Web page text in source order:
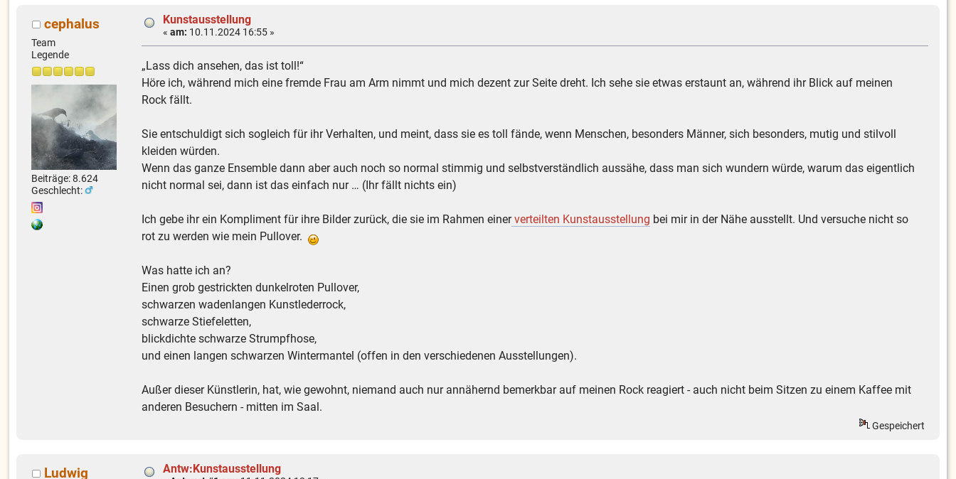
cephalus
Team
Legende
Beiträge: 8.624
Geschlecht:
Kunstausstellung
«am: 10.11.2024 16:55 »
„Lass dich ansehen, das ist toll!“
Höre ich, während mich eine fremde Frau am Arm nimmt und mich dezent zur Seite dreht. Ich sehe sie etwas erstaunt an, während ihr Blick auf meinen
Rock fällt.
Sie entschuldigt sich sogleich für ihr Verhalten, und meint, dass sie es toll fände, wenn Menschen, besonders Männer, sich besonders, mutig und stilvoll
kleiden würden.
Wenn das ganze Ensemble dann aber auch noch so normal stimmig und selbstverständlich aussähe, dass man sich wundern würde, warum das eigentlich
nicht normal sei, dann ist das einfach nur … (Ihr fällt nichts ein)
Ich gebe ihr ein Kompliment für ihre Bilder zurück, die sie im Rahmen einerverteilten Kunstausstellung bei mir in der Nähe ausstellt. Und versuche nicht so
rot zu werden wie mein Pullover.
Was hatte ich an?
Einen grob gestrickten dunkelroten Pullover,
schwarzen wadenlangen Kunstlederrock,
schwarze Stiefeletten,
blickdichte schwarze Strumpfhose,
und einen langen schwarzen Wintermantel (offen in den verschiedenen Ausstellungen).
Außer dieser Künstlerin, hat, wie gewohnt, niemand auch nur annähernd bemerkbar auf meinen Rock reagiert - auch nicht beim Sitzen zu einem Kaffee mit
anderen Besuchern - mitten im Saal.
Gespeichert
Ludwig
Antw:Kunstausstellung